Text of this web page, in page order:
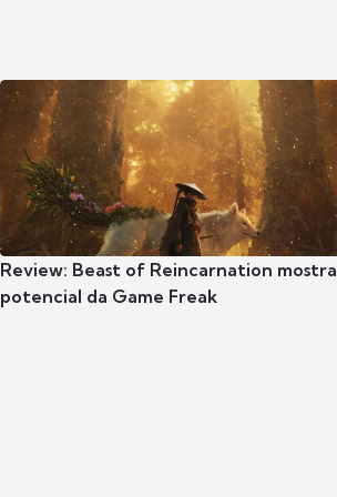
Review: Beast of Reincarnation mostra
potencial da Game Freak